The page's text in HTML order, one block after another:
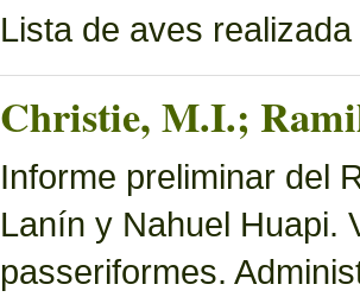
Lista de aves
Christie, M.I.;
Informe preliminar del
Lanín y Nahuel Huapi.
passeriformes.